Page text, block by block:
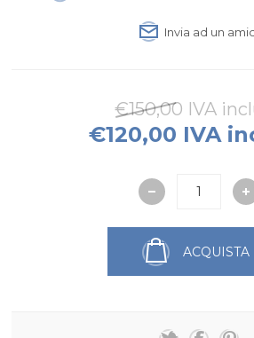
Invia ad un
€150,00 IVA
€120,00 IVA
ACQUISTA